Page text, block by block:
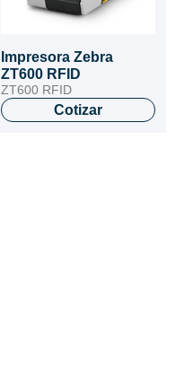
Impresora Zebra
ZT600 RFID
ZT600 RFID
Cotizar